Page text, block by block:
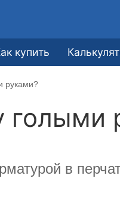
купить
руками?
голыми
в